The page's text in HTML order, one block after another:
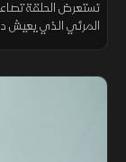
تستعرض الحلقة
المرئي الذي يعيش